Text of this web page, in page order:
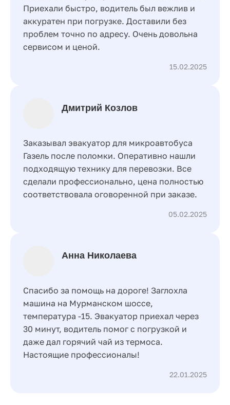
Приехали быстро, водитель был вежлив и
аккуратен при погрузке. Доставили без
проблем точно по адресу. Очень довольна
сервисом и ценой.
15.02.2025
Дмитрий Козлов
Заказывал эвакуатор для микроавтобуса
Газель после поломки. Оперативно нашли
подходящую технику для перевозки. Все
сделали профессионально, цена полностью
соответствовала оговоренной при заказе.
05.02.2025
Анна Николаева
Спасибо за помощь на дороге! Заглохла
машина на Мурманском шоссе,
температура -15. Эвакуатор приехал через
30 минут, водитель помог с погрузкой и
даже дал горячий чай из термоса.
Настоящие профессионалы!
22.01.2025